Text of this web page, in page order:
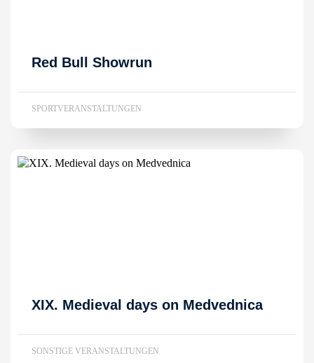
Red Bull Showrun
SPORTVERANSTALTUNGEN
XIX. Medieval days on Medvednica
SONSTIGE VERANSTALTUNGEN